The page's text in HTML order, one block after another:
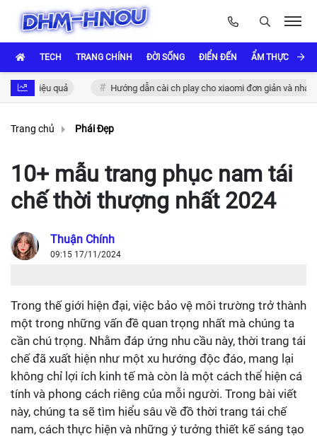
TECH TRANG CHÍNH ĐỜI SỐNG ĐIỂN ĐẾN ẨM THỰC VÀ
quả Hướng dẫn cài ch play cho xiaomi đơn giản và nhanh chóng
Trang chủ Phái Đẹp
10+ mẫu trang phục nam tái
chế thời thượng nhất 2024
Thuận Chính
09:15 17/11/2024
Trong thế giới hiện đại, việc bảo vệ môi trường trở thành
một trong những vấn đề quan trọng nhất mà chúng ta
cần chú trọng. Nhằm đáp ứng nhu cầu này, thời trang tái
chế đã xuất hiện như một xu hướng độc đáo, mang lại
không chỉ lợi ích kinh tế mà còn là một cách thể hiện cá
tính và phong cách riêng của mỗi người. Trong bài viết
này, chúng ta sẽ tìm hiểu sâu về đồ thời trang tái chế
nam, cách thực hiện và những ý tưởng thiết kế sáng tạo